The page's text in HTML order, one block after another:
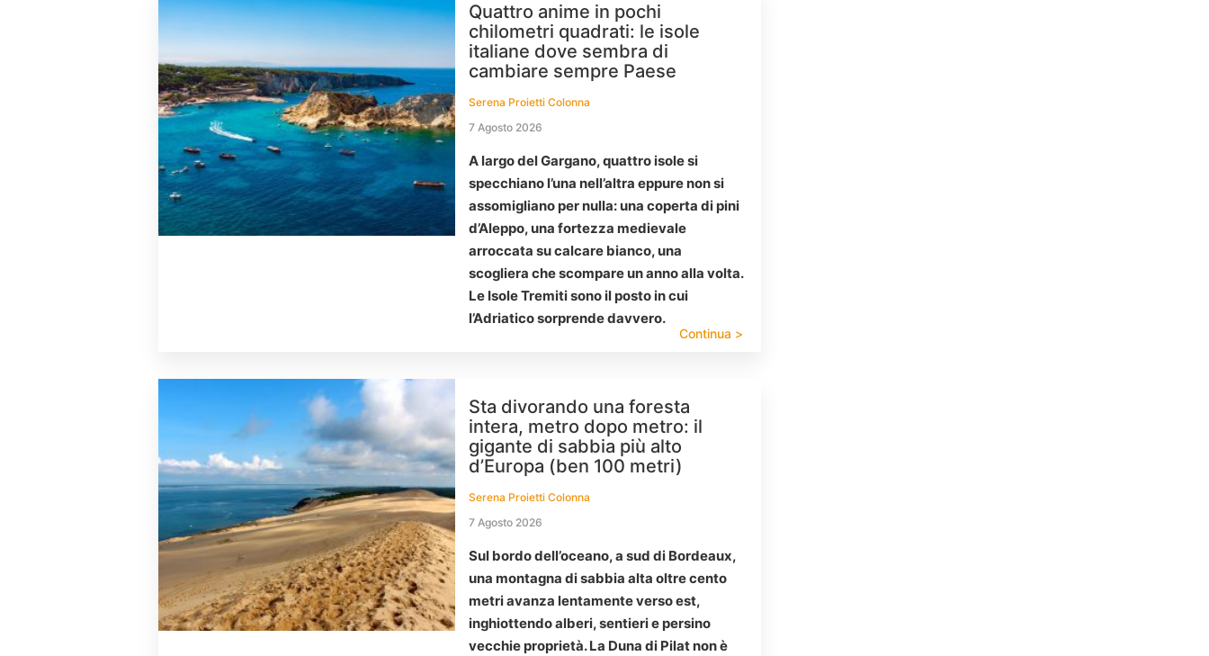
Quattro anime in pochi
chilometri quadrati: le isole
italiane dove sembra di
cambiare sempre Paese
Serena Proietti Colonna
7 Agosto 2026
A largo del Gargano, quattro isole si
specchiano l’una nell’altra eppure non si
assomigliano per nulla: una coperta di pini
d’Aleppo, una fortezza medievale
arroccata su calcare bianco, una
scogliera che scompare un anno alla volta.
Le Isole Tremiti sono il posto in cui
l’Adriatico sorprende davvero.
Continua >
Sta divorando una foresta
intera, metro dopo metro: il
gigante di sabbia più alto
d’Europa (ben 100 metri)
Serena Proietti Colonna
7 Agosto 2026
Sul bordo dell’oceano, a sud di Bordeaux,
una montagna di sabbia alta oltre cento
metri avanza lentamente verso est,
inghiottendo alberi, sentieri e persino
vecchie proprietà. La Duna di Pilat non è